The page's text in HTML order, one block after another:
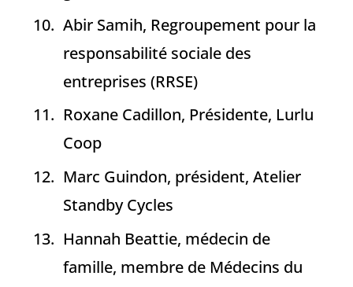
Abir Samih, Regroupement pour la
responsabilité sociale des
entreprises (RRSE)
Roxane Cadillon, Présidente, Lurlu
Coop
Marc Guindon, président, Atelier
Standby Cycles
Hannah Beattie, médecin de
famille, membre de Médecins du